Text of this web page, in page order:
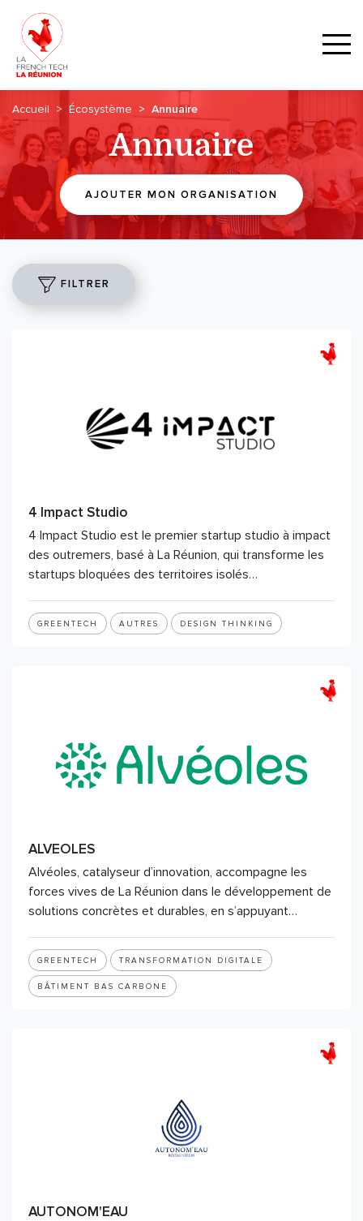
Accueil Écosystème Annuaire
Annuaire
AJOUTER MON ORGANISATION
FILTRER
4 Impact Studio
4 Impact Studio est le premier startup studio à impact
des outremers, basé à La Réunion, qui transforme les
startups bloquées des territoires isolés…
GREENTECH AUTRES DESIGN THINKING
ALVEOLES
Alvéoles, catalyseur d’innovation, accompagne les
forces vives de La Réunion dans le développement de
solutions concrètes et durables, en s’appuyant…
GREENTECH TRANSFORMATION DIGITALE
BÂTIMENT BAS CARBONE
AUTONOM'EAU